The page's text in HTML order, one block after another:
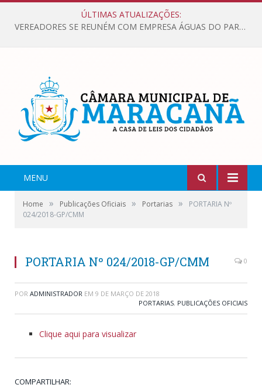
ÚLTIMAS ATUALIZAÇÕES:
VEREADORES SE REUNÉM COM EMPRESA ÁGUAS DO PARÁ, PARA APRESENTAR REIVINDICAÇÕES E MELHORIAS NA QUALIDADE DOS SERVIÇOS OFERECIDOS Á POPULAÇÃO.
MENU
Home » Publicações Oficiais » Portarias »
PORTARIA Nº
024/2018-GP/CMM
PORTARIA Nº 024/2018-GP/CMM 0
POR ADMINISTRADOR EM 9 DE MARÇO DE 2018
PORTARIAS, PUBLICAÇÕES OFICIAIS
Clique aqui para visualizar
COMPARTILHAR: